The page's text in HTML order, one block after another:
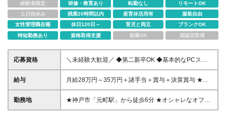
経験者限定
研修・教育あり 転勤なし
リモートOK
土日祝休み
残業20時間以内 産育休活用有
服装自由
女性管理職在籍
休日120日～ 育児と両立
ブランクOK
時短勤務あり
資格取得支援 副業OK 国認定取得
応募資格
＼未経験大歓迎／ ◆第二新卒OK ◆基本的なPCスキ
ルをお持ちの方 ◆学歴不問 ◆20代～30代活躍中！ ☆
人柄重視の採用になります！ 「経験はないけどオフ
応募ください♪ ＊＊こんな方にピッタリです＊＊ □オ
シャレも楽しみながらオフィスワークをしたい方 □コ
給与
月給28万円～35万円＋諸手当＋賞与＋決算賞与 ★月
平均2万～4万のインセンティブ獲得も可能！ ★昇給
ではあなたの頑張りをしっかり評価。 一度の昇給で
勤務地
★神戸市「元町駅」から徒歩6分 ★オシャレなオフィ
スで働ける♪ ＜本社＞ 兵庫県神戸市中央区明石町44神